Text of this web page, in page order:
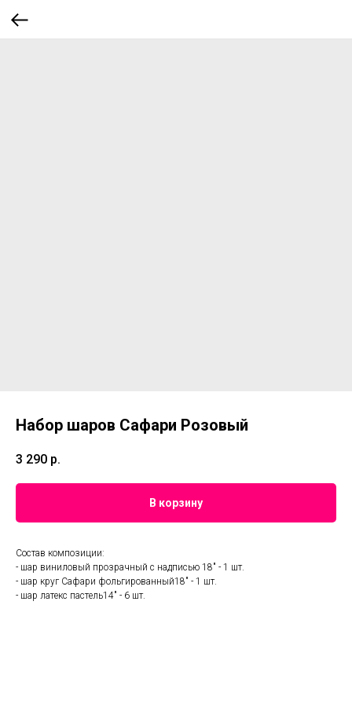
Набор шаров Сафари Розовый
3 290 р.
В корзину
Состав композиции:
- шар виниловый прозрачный с надписью 18" - 1 шт.
- шар круг Сафари фольгированный18" - 1 шт.
- шар латекс пастель14" - 6 шт.